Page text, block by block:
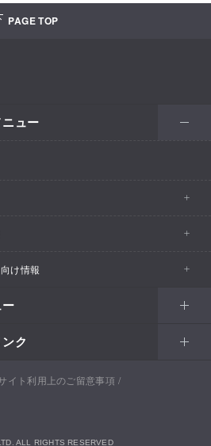
ENGLISH
PAGE TOP
ュー
ーム情報
ーメゾン）
け情報
ー
ブ
ク
社イト利用上のご留意事項
ALL RIGHTS RESERVED